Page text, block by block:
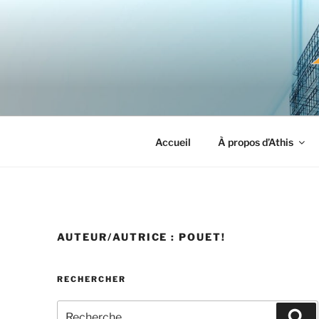
Accueil À propos d’Athis
AUTEUR/AUTRICE :POUET!
RECHERCHER